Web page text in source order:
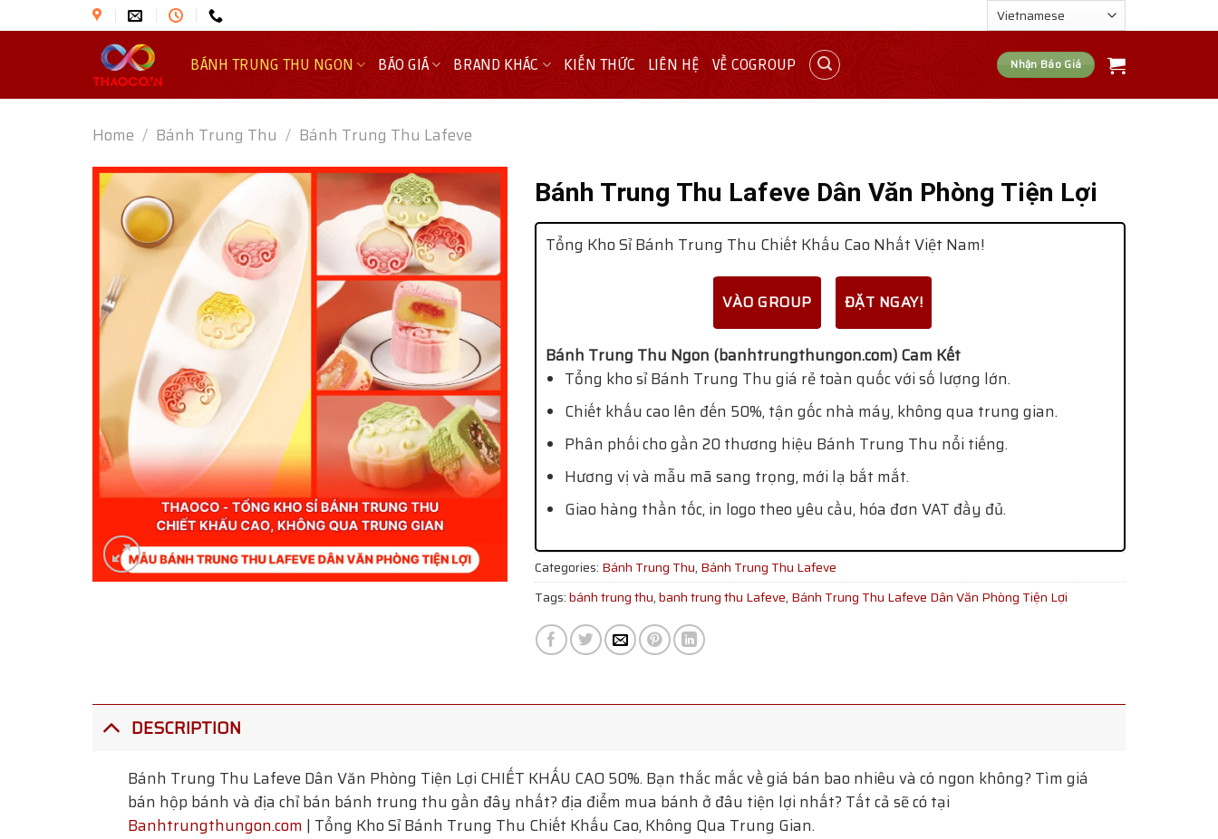
to
BÁNH TRUNG THU NGON BÁO GIÁ BRAND KHÁC KIẾN THỨC LIÊN HỆ VỀ COGROUP Nhận Báo Giá
Home / Bánh Trung Thu / Bánh Trung Thu Lafeve
Bánh Trung Thu Lafeve Dân Văn Phòng Tiện Lợi
Tổng Kho Sỉ Bánh Trung Thu Chiết Khấu Cao Nhất Việt Nam!
VÀO GROUP ĐẶT NGAY!
Bánh Trung Thu Ngon (banhtrungthungon.com) Cam Kết
Tổng kho sỉ Bánh Trung Thu giá rẻ toàn quốc với số lượng lớn.
Chiết khấu cao lên đến 50%, tận gốc nhà máy, không qua trung gian.
Phân phối cho gần 20 thương hiệu Bánh Trung Thu nổi tiếng.
Hương vị và mẫu mã sang trọng, mới lạ bắt mắt.
Giao hàng thần tốc, in logo theo yêu cầu, hóa đơn VAT đầy đủ.
Categories: Bánh Trung Thu, Bánh Trung Thu Lafeve
Tags:bánh trung thu,banh trung thu Lafeve, Bánh Trung Thu Lafeve Dân Văn Phòng Tiện Lợi
DESCRIPTION
Bánh Trung Thu Lafeve Dân Văn Phòng Tiện Lợi CHIẾT KHẤU CAO 50%. Bạn thắc mắc về giá bán bao nhiêu và có ngon không? Tìm giá
bán hộp bánh và địa chỉ bán bánh trung thu gần đây nhất? địa điểm mua bánh ở đâu tiện lợi nhất? Tất cả sẽ có tại
Banhtrungthungon.com | Tổng Kho Sỉ Bánh Trung Thu Chiết Khấu Cao, Không Qua Trung Gian.